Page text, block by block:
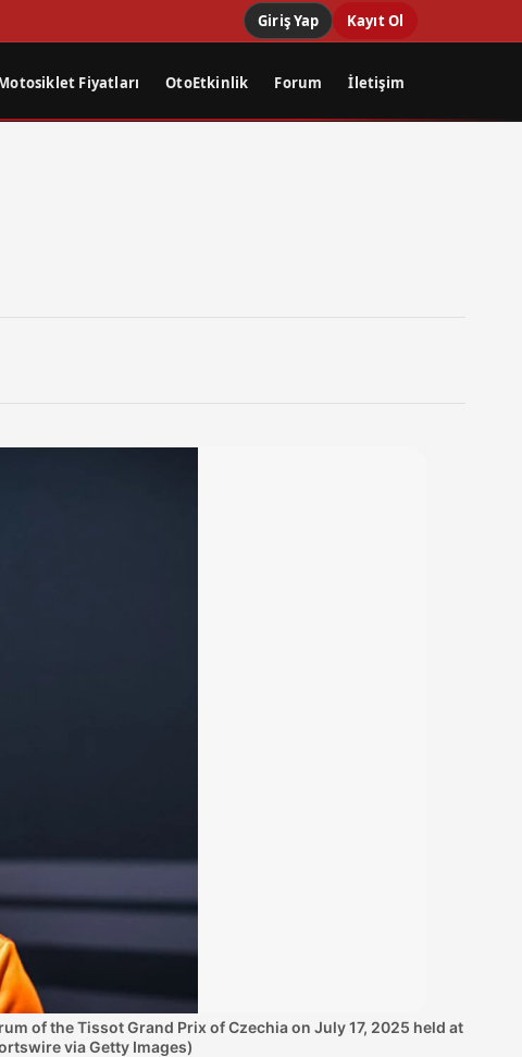
Giriş Yap Kayıt Ol
Fiyatları OtoEtkinlik Forum İletişim
of the Tissot Grand Prix of Czechia on July 17, 2025 held at
via Getty Images)